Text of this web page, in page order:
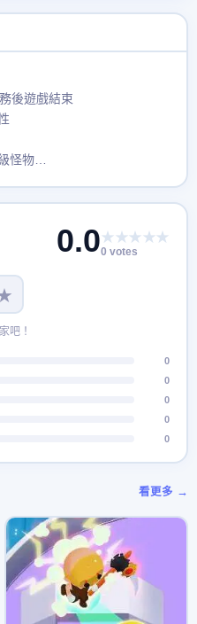
後遊戲結束
怪物
0.0★★★★★
0 votes
吧！
0
0
0
0
0
看更多 →